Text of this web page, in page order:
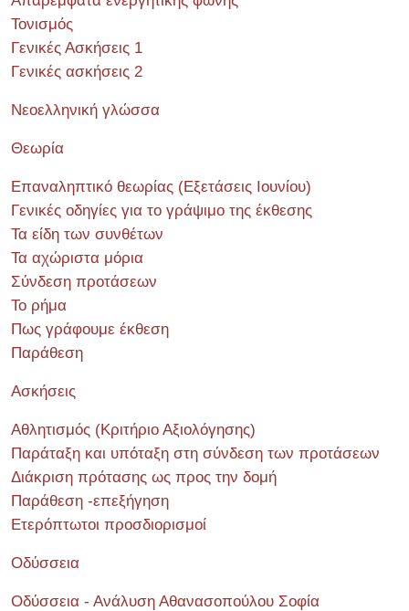
Τονισμός
Γενικές Ασκήσεις 1
Γενικές ασκήσεις 2
Νεοελληνική γλώσσα
Θεωρία
Επαναληπτικό θεωρίας (Εξετάσεις Ιουνίου)
Γενικές οδηγίες για το γράψιμο της έκθεσης
Τα είδη των συνθέτων
Τα αχώριστα μόρια
Σύνδεση προτάσεων
Το ρήμα
Πως γράφουμε έκθεση
Παράθεση
Ασκήσεις
Αθλητισμός (Κριτήριο Αξιολόγησης)
Παράταξη και υπόταξη στη σύνδεση των προτάσεων
Διάκριση πρότασης ως προς την δομή
Παράθεση -επεξήγηση
Ετερόπτωτοι προσδιορισμοί
Οδύσσεια
Οδύσσεια - Ανάλυση Αθανασοπούλου Σοφία